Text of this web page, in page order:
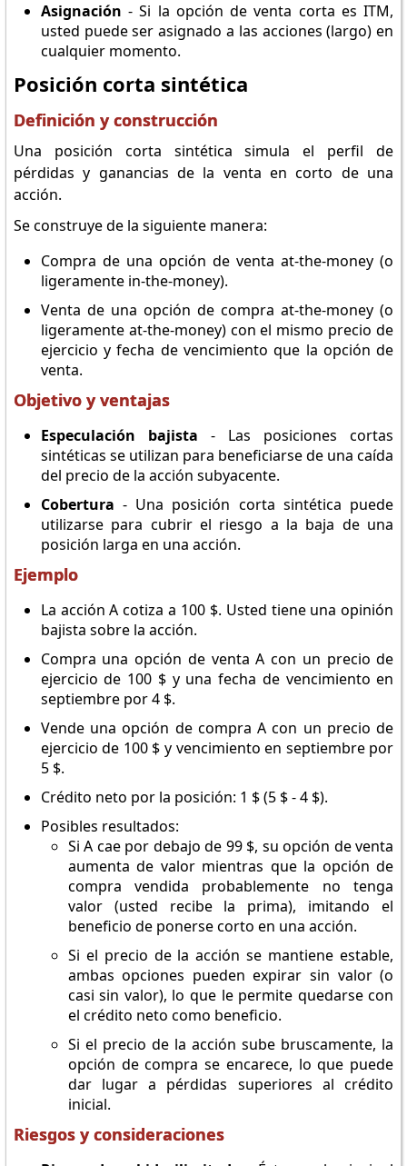
Asignación - Si la opción de venta corta es ITM,
usted puede ser asignado a las acciones (largo) en
cualquier momento.
Posición corta sintética
Definición y construcción
Una posición corta sintética simula el perfil de
pérdidas y ganancias de la venta en corto de una
acción.
Se construye de la siguiente manera:
Compra de una opción de venta at-the-money (o
ligeramente in-the-money).
Venta de una opción de compra at-the-money (o
ligeramente at-the-money) con el mismo precio de
ejercicio y fecha de vencimiento que la opción de
venta.
Objetivo y ventajas
Especulación bajista - Las posiciones cortas
sintéticas se utilizan para beneficiarse de una caída
del precio de la acción subyacente.
Cobertura - Una posición corta sintética puede
utilizarse para cubrir el riesgo a la baja de una
posición larga en una acción.
Ejemplo
La acción A cotiza a 100 $. Usted tiene una opinión
bajista sobre la acción.
Compra una opción de venta A con un precio de
ejercicio de 100 $ y una fecha de vencimiento en
septiembre por 4 $.
Vende una opción de compra A con un precio de
ejercicio de 100 $ y vencimiento en septiembre por
5 $.
Crédito neto por la posición: 1 $ (5 $ - 4 $).
Posibles resultados:
Si A cae por debajo de 99 $, su opción de venta
aumenta de valor mientras que la opción de
compra vendida probablemente no tenga
valor (usted recibe la prima), imitando el
beneficio de ponerse corto en una acción.
Si el precio de la acción se mantiene estable,
ambas opciones pueden expirar sin valor (o
casi sin valor), lo que le permite quedarse con
el crédito neto como beneficio.
Si el precio de la acción sube bruscamente, la
opción de compra se encarece, lo que puede
dar lugar a pérdidas superiores al crédito
inicial.
Riesgos y consideraciones